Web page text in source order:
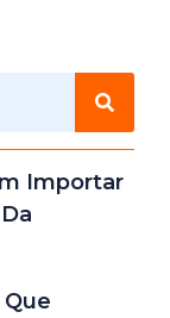
Importar